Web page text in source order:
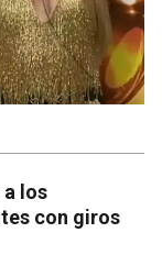
los
con giros